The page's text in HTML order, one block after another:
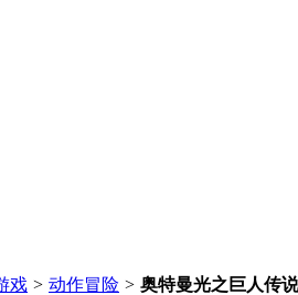
戏 > 动作冒险 > 奥特曼光之巨人传